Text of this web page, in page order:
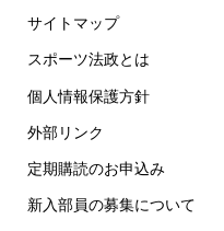
サイトマップ
スポーツ法政とは
個人情報保護方針
外部リンク
定期購読のお申込み
新入部員の募集について